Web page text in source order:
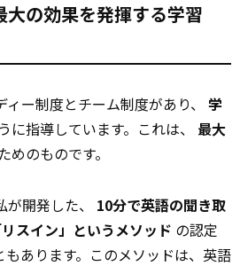
の効果を発揮する学習
ー制度とチーム制度があり、 学
に指導しています。これは、 最大
ためのものです。
開発した、 10分で英語の聞き取
スイン」というメソッド の認定
あります。このメソッドは、英語